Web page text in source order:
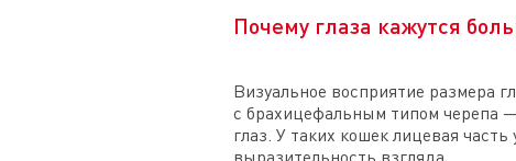
Почему глаза кажутся
Визуальное восприятие размера
с брахицефальным типом черепа
глаз. У таких кошек лицевая
выразительность взгляда.